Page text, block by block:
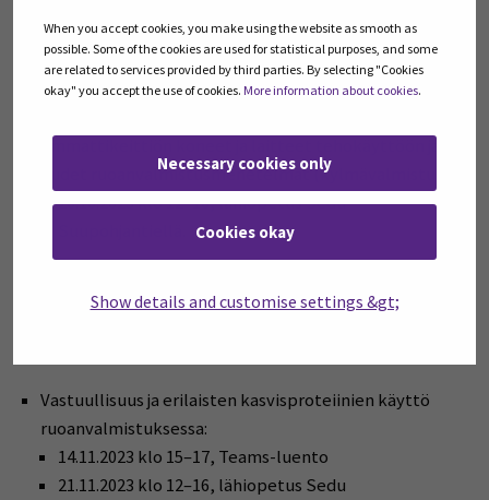
When you accept cookies, you make using the website as smooth as
possible. Some of the cookies are used for statistical purposes, and some
are related to services provided by third parties. By selecting "Cookies
okay" you accept the use of cookies. More information about cookies.
Necessary cookies only
Cookies okay
Show details and customise settings &gt;
neuvontaa opintojen aikana osaamisen vahvistamiseksi.
Tarkemmat opetuksen ajankohdat:
Ammattikeittiön koneet ja laitteet tehokäyttöön ja
uudet ruoanvalmistusmenetelmät (kylmävalmistus):
26.10.2023 klo 12–16, lähiopetus Sedu
31.10.2023 klo 15–17 Teams-luento
Vastuullisuus ja erilaisten kasvisproteiinien käyttö
ruoanvalmistuksessa:
14.11.2023 klo 15–17, Teams-luento
21.11.2023 klo 12–16, lähiopetus Sedu